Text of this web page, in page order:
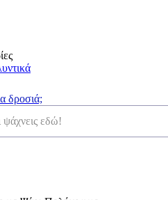
δροσιά;